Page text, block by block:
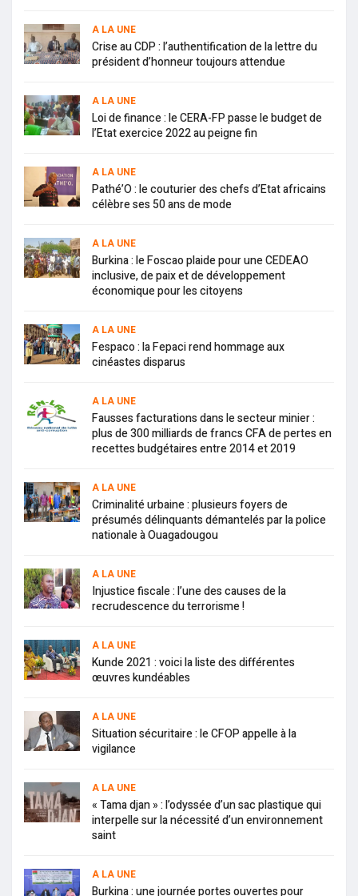
A LA UNE
Crise au CDP : l’authentification de la lettre du
président d’honneur toujours attendue
A LA UNE
Loi de finance : le CERA-FP passe le budget de
l’Etat exercice 2022 au peigne fin
A LA UNE
Pathé’O : le couturier des chefs d’Etat africains
célèbre ses 50 ans de mode
A LA UNE
Burkina : le Foscao plaide pour une CEDEAO
inclusive, de paix et de développement
économique pour les citoyens
A LA UNE
Fespaco : la Fepaci rend hommage aux
cinéastes disparus
A LA UNE
Fausses facturations dans le secteur minier :
plus de 300 milliards de francs CFA de pertes en
recettes budgétaires entre 2014 et 2019
A LA UNE
Criminalité urbaine : plusieurs foyers de
présumés délinquants démantelés par la police
nationale à Ouagadougou
A LA UNE
Injustice fiscale : l’une des causes de la
recrudescence du terrorisme !
A LA UNE
Kunde 2021 : voici la liste des différentes
œuvres kundéables
A LA UNE
Situation sécuritaire : le CFOP appelle à la
vigilance
A LA UNE
« Tama djan » : l’odyssée d’un sac plastique qui
interpelle sur la nécessité d’un environnement
saint
A LA UNE
Burkina : une journée portes ouvertes pour